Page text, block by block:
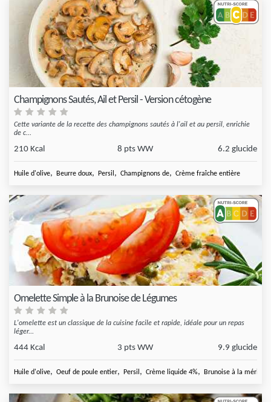
Champignons Sautés, Ail et Persil - Version cétogène
Cette variante de la recette des champignons sautés à l'ail et au persil, enrichie
de c...
210 Kcal 8 pts WW 6.2 glucide
Huile d'olive, Beurre doux, Persil , Champignons de, Crème fraîche entière
Omelette Simple à la Brunoise de Légumes
L'omelette est un classique de la cuisine facile et rapide, idéale pour un repas
léger...
444 Kcal 3 pts WW 9.9 glucide
Huile d'olive, Oeuf de poule entier, Persil , Crème liquide 4%, Brunoise à la